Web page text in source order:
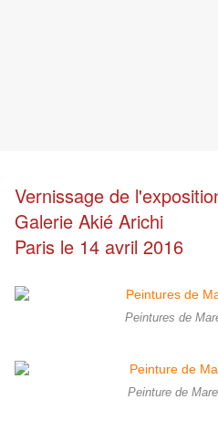
Vernissage de
Galerie Akié Arichi
Paris le 14 avril 2016
Peintures de
Peinture de